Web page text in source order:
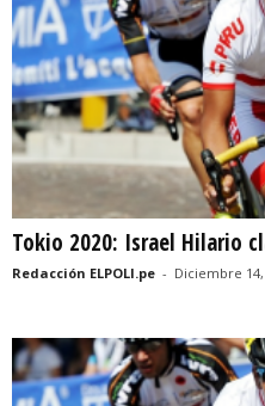
Tokio 2020: Israel Hilario
Redacción ELPOLI.pe - Diciembre 14,